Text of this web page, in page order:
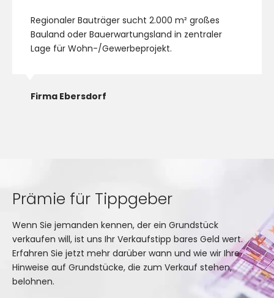
Regionaler Bauträger sucht 2.000 m² großes
Bauland oder Bauerwartungsland in zentraler
Lage für Wohn-/Gewerbeprojekt.
Firma Ebersdorf
Prämie für Tippgeber
Wenn Sie jemanden kennen, der ein Grundstück
verkaufen will, ist uns Ihr Verkaufstipp bares Geld wert.
Erfahren Sie jetzt mehr darüber wann und wie wir Ihre
Hinweise auf Grundstücke, die zum Verkauf stehen,
belohnen.